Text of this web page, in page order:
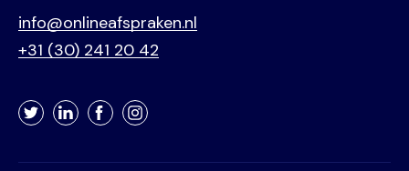
info@onlineafspraken.nl
+31 (30) 241 20 42
TwitterLinkedInFacebookInstagram